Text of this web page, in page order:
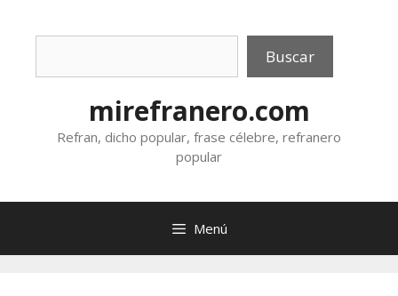
Buscar
mirefranero.com
Refran, dicho popular, frase célebre, refranero
popular
Menú